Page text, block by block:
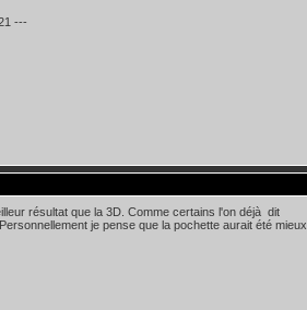
---
résultat que la 3D. Comme certains l'on déjà dit
je pense que la pochette aurait été mieux